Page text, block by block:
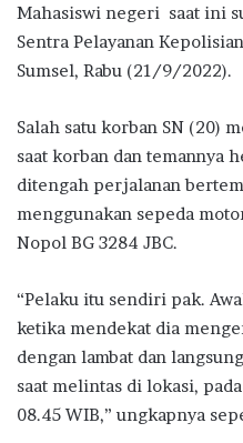
Mahasiswi negeri saat ini
Sentra Pelayanan
Sumsel, Rabu (21/9/2022).
Salah satu korban SN (20)
saat korban dan temannya
ditengah perjalanan
menggunakan sepeda
Nopol BG 3284 JBC.
“Pelaku itu sendiri pak.
ketika mendekat dia
dengan lambat dan
saat melintas di lokasi,
08.45 WIB,” ungkapnya